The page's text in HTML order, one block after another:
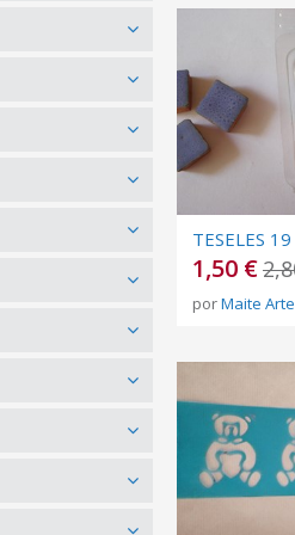
1,50 €
porMaite